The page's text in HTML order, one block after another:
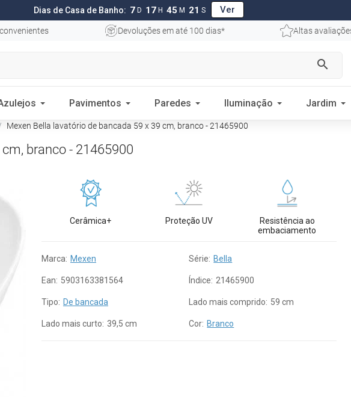
Dias de Casa de Banho: 7 D 17 H 45 M 20 S Ver
Devoluções em até 100 dias* Altas
search
Pavimentos Paredes Iluminação Jardim
Mexen Bella lavatório de bancada 59 x 39 cm, branco - 21465900
branco - 21465900
Cerâmica+ Proteção UV
Resistência ao
embaciamento
Marca: Mexen Série: Bella
Ean: 5903163381564 Índice: 21465900
Tipo: De bancada Lado mais comprido: 59 cm
Lado mais curto: 39,5 cm Cor: Branco